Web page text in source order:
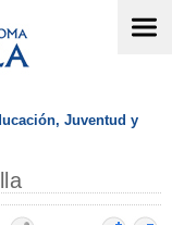
Juventud y